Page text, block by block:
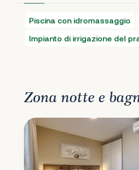
Piscina con idromassaggio
Impianto di irrigazione del
Zona notte e